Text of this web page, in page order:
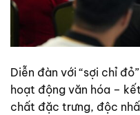
Diễn đàn với “sợi chỉ
hoạt động văn hóa –
chất đặc trưng, độc